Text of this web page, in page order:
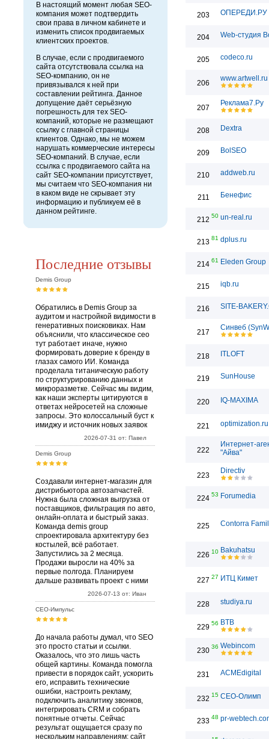
В настоящий момент любая SEO-
компания может подтвердить
свои права в личном кабинете и
изменить список продвигаемых
клиентских проектов.
В случае, если с продвигаемого
сайта отсутствовала ссылка на
SEO-компанию, он не
привязывался к ней при
составлении рейтинга. Данное
допущение даёт серьёзную
погрешность для тех SEO-
компаний, которые не размещают
ссылку с главной страницы
клиентов. Однако, мы не можем
нарушать коммерческие интересы
SEO-компаний. В случае, если
ссылка с продвигаемого сайта на
сайт SEO-компании присутствует,
мы считаем что SEO-компания ни
в каком виде не скрывает эту
информацию и публикуем её в
данном рейтинге.
Последние отзывы
Demis Group
Обратились в Demis Group за
аудитом и настройкой видимости в
генеративных поисковиках. Нам
объяснили, что классическое сео
тут работает иначе, нужно
формировать доверие к бренду в
глазах самого ИИ. Команда
проделала титаническую работу
по структурированию данных и
микроразметке. Сейчас мы видим,
как наши эксперты цитируются в
ответах нейросетей на сложные
запросы. Это колоссальный буст к
имиджу и источник новых заявок
2026-07-31 от: Павел
Demis Group
Создавали интернет-магазин для
дистрибьютора автозапчастей.
Нужна была сложная выгрузка от
поставщиков, фильтрация по авто,
онлайн-оплата и быстрый заказ.
Команда demis group
спроектировала архитектуру без
костылей, всё работает.
Запустились за 2 месяца.
Продажи выросли на 40% за
первые полгода. Планируем
дальше развивать проект с ними
2026-07-13 от: Иван
СЕО-Импульс
До начала работы думал, что SEO
это просто статьи и ссылки.
Оказалось, что это лишь часть
общей картины. Команда помогла
привести в порядок сайт, ускорить
его, исправить технические
ошибки, настроить рекламу,
подключить аналитику звонков,
интегрировать CRM и собрать
понятные отчеты. Сейчас
результат ощущается сразу по
нескольким направлениям: сайт
203 ОПЕРЕДИ.РУ
204 Web-студия
205 codeco.ru
206
www.artwell.ru
207
Реклама7.Ру
208 Dextra
209 BolSEO
210 addweb.ru
211 Бенефис
212 50 un-real.ru
213 81 dplus.ru
214 61 Eleden Group
215 iqb.ru
216 SITE-
217
Синвеб
218 ITLOFT
219 SunHouse
220 IQ-MAXIMA
221 optimization.ru
222
Интернет-
"Айва"
223
Directiv
224 53 Forumedia
225 Contorra
226 10 Bakuhatsu
227 27 ИТЦ Кимет
228 studiya.ru
229 56 BTB
230 36 Webincom
231 ACMEdigital
232 15 СЕО-Олимп
233 48 pr-